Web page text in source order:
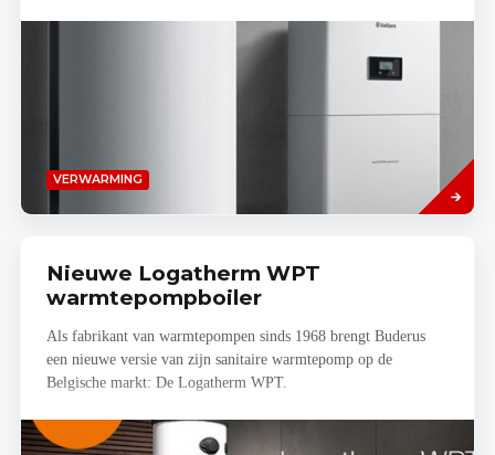
VERWARMING
more
Nieuwe Logatherm WPT
warmtepompboiler
Als fabrikant van warmtepompen sinds 1968 brengt Buderus
een nieuwe versie van zijn sanitaire warmtepomp op de
Belgische markt: De Logatherm WPT.